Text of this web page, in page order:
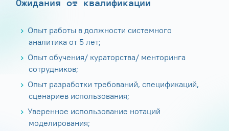
Ожидания от квалификации
Опыт работы в должности системного
аналитика от 5 лет;
Опыт обучения/ кураторства/ менторинга
сотрудников;
Опыт разработки требований, спецификаций,
сценариев использования;
Уверенное использование нотаций
моделирования;